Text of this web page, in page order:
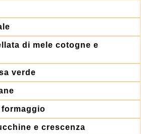
di mele cotogne e
verde
e crescenza